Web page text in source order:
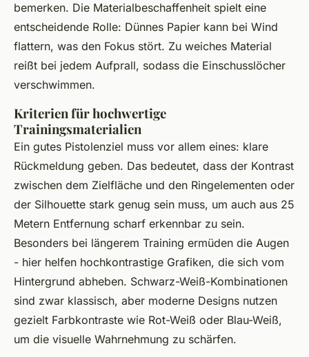
bemerken. Die Materialbeschaffenheit spielt eine
entscheidende Rolle: Dünnes Papier kann bei Wind
flattern, was den Fokus stört. Zu weiches Material
reißt bei jedem Aufprall, sodass die Einschusslöcher
verschwimmen.
Kriterien für hochwertige
Trainingsmaterialien
Ein gutes Pistolenziel muss vor allem eines: klare
Rückmeldung geben. Das bedeutet, dass der Kontrast
zwischen dem Zielfläche und den Ringelementen oder
der Silhouette stark genug sein muss, um auch aus 25
Metern Entfernung scharf erkennbar zu sein.
Besonders bei längerem Training ermüden die Augen
- hier helfen hochkontrastige Grafiken, die sich vom
Hintergrund abheben. Schwarz-Weiß-Kombinationen
sind zwar klassisch, aber moderne Designs nutzen
gezielt Farbkontraste wie Rot-Weiß oder Blau-Weiß,
um die visuelle Wahrnehmung zu schärfen.